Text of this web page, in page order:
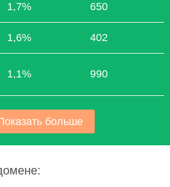
1,7% 650
1,6% 402
1,1% 990
больше